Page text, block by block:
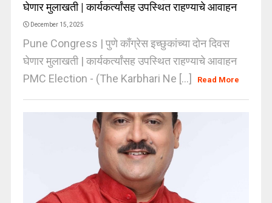
घेणार मुलाखती | कार्यकर्त्यांसह उपस्थित राहण्याचे आवाहन
December 15, 2025
Pune Congress | पुणे कॉंग्रेस इच्छुकांच्या दोन दिवस
घेणार मुलाखती | कार्यकर्त्यांसह उपस्थित राहण्याचे आवाहन
PMC Election - (The Karbhari Ne [...]
Read More